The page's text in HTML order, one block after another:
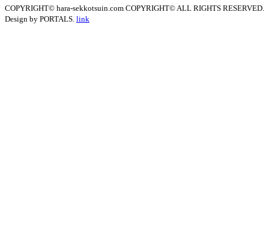
COPYRIGHT© hara-sekkotsuin.com COPYRIGHT© ALL RIGHTS RESERVED.
Design by PORTALS. link